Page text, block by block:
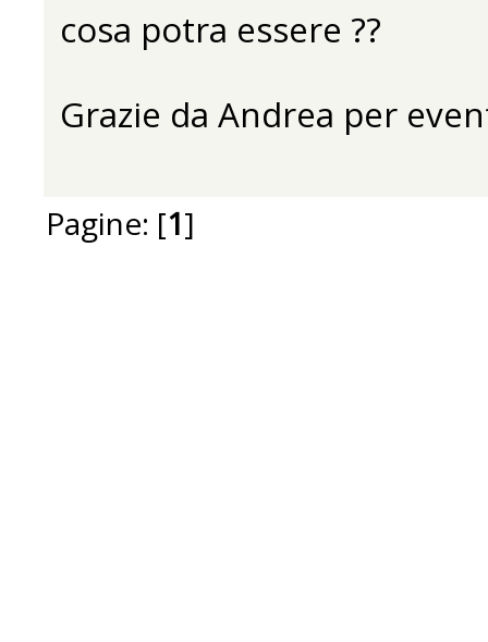
cosa potra essere ??
Grazie da Andrea per
Pagine: [1]